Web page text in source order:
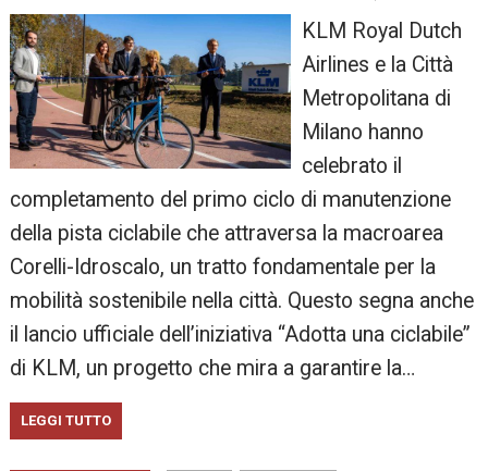
KLM Royal Dutch
Airlines e la Città
Metropolitana di
Milano hanno
celebrato il
completamento del primo ciclo di manutenzione
della pista ciclabile che attraversa la macroarea
Corelli-Idroscalo, un tratto fondamentale per la
mobilità sostenibile nella città. Questo segna anche
il lancio ufficiale dell’iniziativa “Adotta una ciclabile”
di KLM, un progetto che mira a garantire la…
LEGGI TUTTO